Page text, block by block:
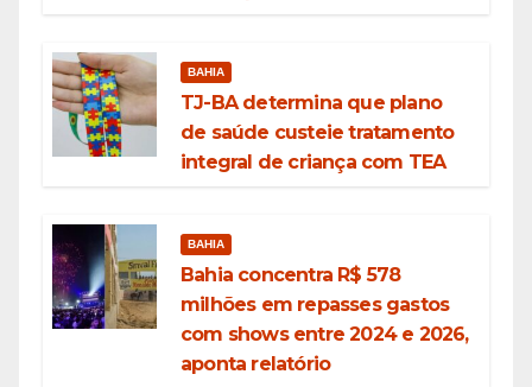
BAHIA
TJ-BA determina que plano
de saúde custeie tratamento
integral de criança com TEA
BAHIA
Bahia concentra R$ 578
milhões em repasses gastos
com shows entre 2024 e 2026,
aponta relatório